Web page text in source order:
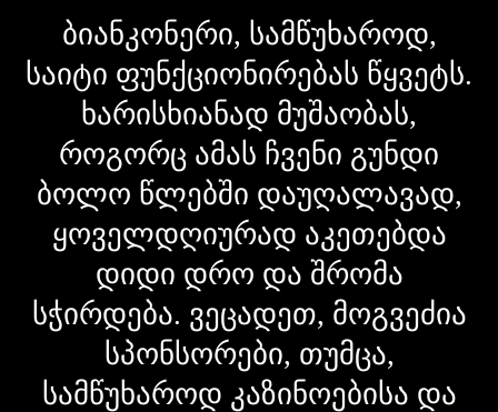
ბიანკონერი, სამწუხაროდ,
საიტი ფუნქციონირებას წყვეტს.
ხარისხიანად მუშაობას,
როგორც ამას ჩვენი გუნდი
ბოლო წლებში დაუღალავად,
ყოველდღიურად აკეთებდა
დიდი დრო და შრომა
სჭირდება. ვეცადეთ, მოგვეძია
სპონსორები, თუმცა,
სამწუხაროდ კაზინოებისა და